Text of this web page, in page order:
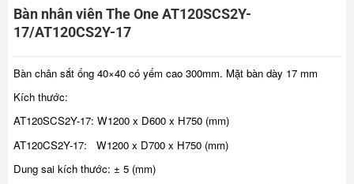
Bàn nhân viên The One AT120SCS2Y-
17/AT120CS2Y-17
Bàn chân sắt ống 40×40 có yếm cao 300mm. Mặt bàn dày 17 mm
Kích thước:
AT120SCS2Y-17: W1200 x D600 x H750 (mm)
AT120CS2Y-17: W1200 x D700 x H750 (mm)
Dung sai kích thước: ± 5 (mm)